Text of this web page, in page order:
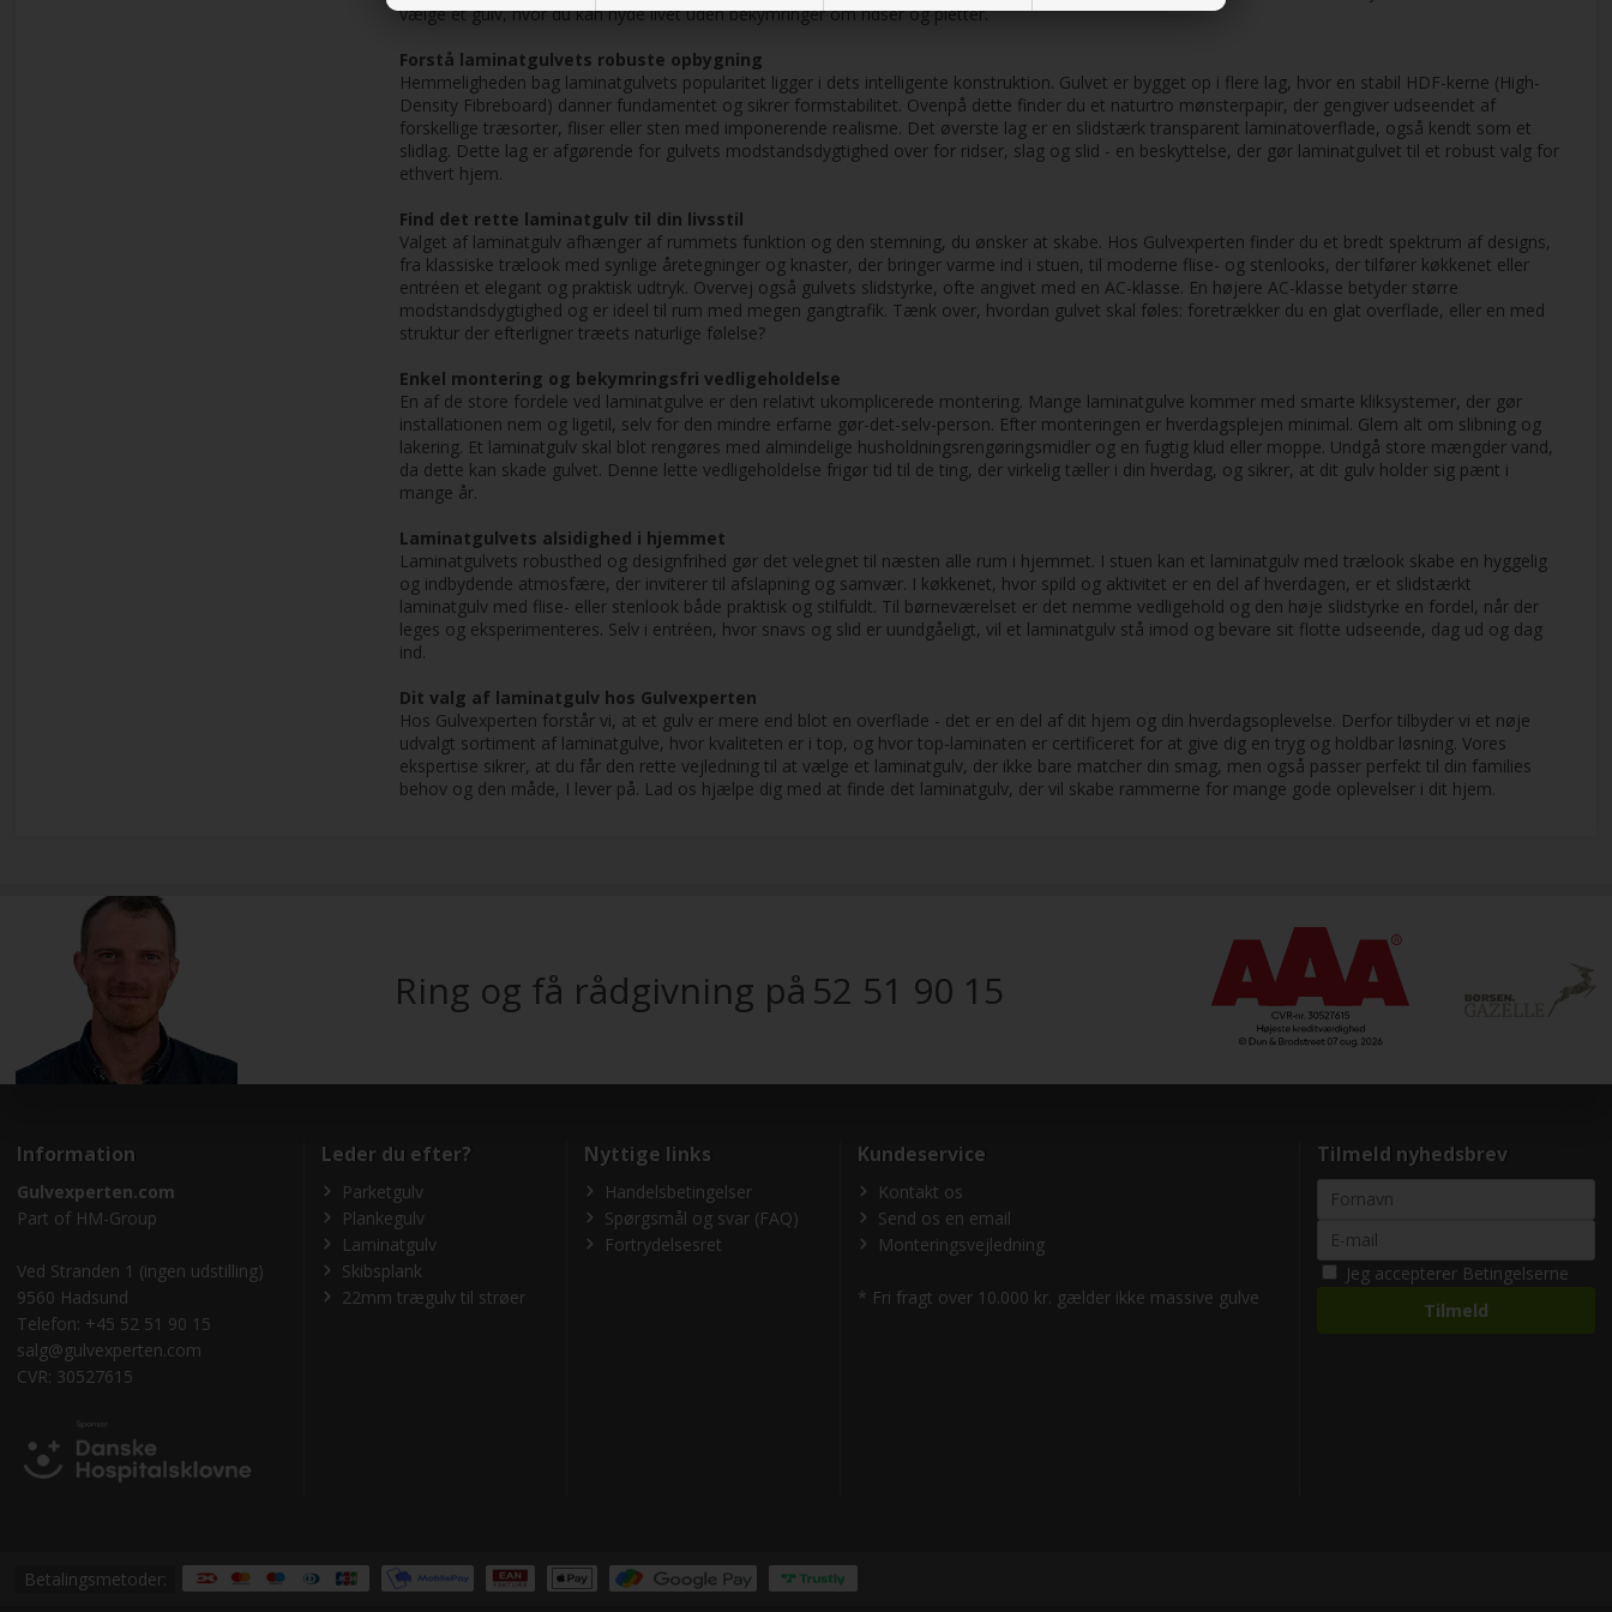
vælge et gulv, hvor du kan nyde livet uden bekymringer om ridser og pletter.
Forstå laminatgulvets robuste opbygning
Hemmeligheden bag laminatgulvets popularitet ligger i dets intelligente konstruktion. Gulvet er bygget op i flere lag, hvor en stabil HDF-kerne (High-
Density Fibreboard) danner fundamentet og sikrer formstabilitet. Ovenpå dette finder du et naturtro mønsterpapir, der gengiver udseendet af
forskellige træsorter, fliser eller sten med imponerende realisme. Det øverste lag er en slidstærk transparent laminatoverflade, også kendt som et
slidlag. Dette lag er afgørende for gulvets modstandsdygtighed over for ridser, slag og slid - en beskyttelse, der gør laminatgulvet til et robust valg for
ethvert hjem.
Find det rette laminatgulv til din livsstil
Valget af laminatgulv afhænger af rummets funktion og den stemning, du ønsker at skabe. Hos Gulvexperten finder du et bredt spektrum af designs,
fra klassiske trælook med synlige åretegninger og knaster, der bringer varme ind i stuen, til moderne flise- og stenlooks, der tilfører køkkenet eller
entréen et elegant og praktisk udtryk. Overvej også gulvets slidstyrke, ofte angivet med en AC-klasse. En højere AC-klasse betyder større
modstandsdygtighed og er ideel til rum med megen gangtrafik. Tænk over, hvordan gulvet skal føles: foretrækker du en glat overflade, eller en med
struktur der efterligner træets naturlige følelse?
Enkel montering og bekymringsfri vedligeholdelse
En af de store fordele ved laminatgulve er den relativt ukomplicerede montering. Mange laminatgulve kommer med smarte kliksystemer, der gør
installationen nem og ligetil, selv for den mindre erfarne gør-det-selv-person. Efter monteringen er hverdagsplejen minimal. Glem alt om slibning og
lakering. Et laminatgulv skal blot rengøres med almindelige husholdningsrengøringsmidler og en fugtig klud eller moppe. Undgå store mængder vand,
da dette kan skade gulvet. Denne lette vedligeholdelse frigør tid til de ting, der virkelig tæller i din hverdag, og sikrer, at dit gulv holder sig pænt i
mange år.
Laminatgulvets alsidighed i hjemmet
Laminatgulvets robusthed og designfrihed gør det velegnet til næsten alle rum i hjemmet. I stuen kan et laminatgulv med trælook skabe en hyggelig
og indbydende atmosfære, der inviterer til afslapning og samvær. I køkkenet, hvor spild og aktivitet er en del af hverdagen, er et slidstærkt
laminatgulv med flise- eller stenlook både praktisk og stilfuldt. Til børneværelset er det nemme vedligehold og den høje slidstyrke en fordel, når der
leges og eksperimenteres. Selv i entréen, hvor snavs og slid er uundgåeligt, vil et laminatgulv stå imod og bevare sit flotte udseende, dag ud og dag
ind.
Dit valg af laminatgulv hos Gulvexperten
Hos Gulvexperten forstår vi, at et gulv er mere end blot en overflade - det er en del af dit hjem og din hverdagsoplevelse. Derfor tilbyder vi et nøje
udvalgt sortiment af laminatgulve, hvor kvaliteten er i top, og hvor top-laminaten er certificeret for at give dig en tryg og holdbar løsning. Vores
ekspertise sikrer, at du får den rette vejledning til at vælge et laminatgulv, der ikke bare matcher din smag, men også passer perfekt til din families
behov og den måde, I lever på. Lad os hjælpe dig med at finde det laminatgulv, der vil skabe rammerne for mange gode oplevelser i dit hjem.
Ring og få rådgivning på 52 51 90 15
Information
Gulvexperten.com
Part of HM-Group
Ved Stranden 1 (ingen udstilling)
9560 Hadsund
Telefon: +45 52 51 90 15
salg@gulvexperten.com
CVR: 30527615
Leder du efter?
Parketgulv
Plankegulv
Laminatgulv
Skibsplank
22mm trægulv til strøer
Nyttige links
Handelsbetingelser
Spørgsmål og svar (FAQ)
Fortrydelsesret
Kundeservice
Kontakt os
Send os en email
Monteringsvejledning
* Fri fragt over 10.000 kr. gælder ikke massive gulve
Tilmeld nyhedsbrev
Jeg accepterer Betingelserne
Betalingsmetoder: